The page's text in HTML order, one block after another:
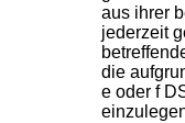
aus ihrer
jederzeit
die
e oder f